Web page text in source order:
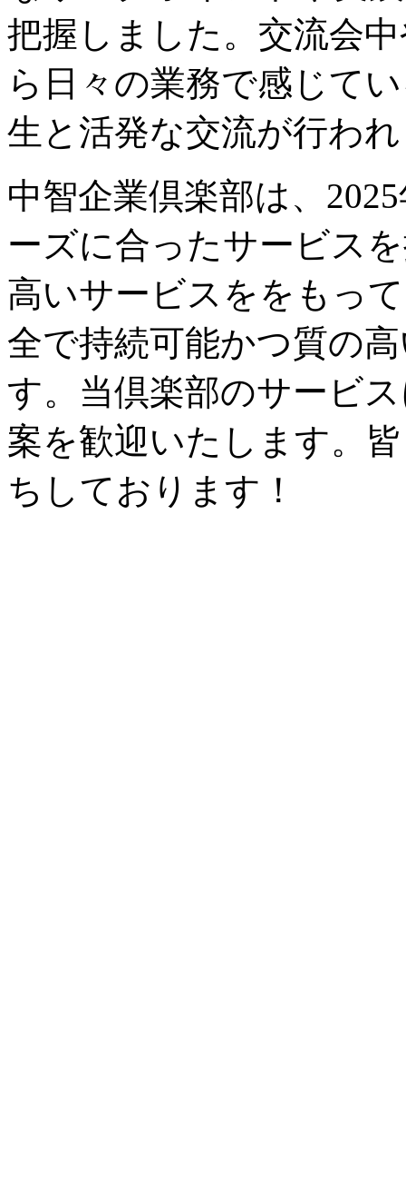
把握しました。交流会
ら日々の業務で感じて
生と活発な交流が行わ
中智企業倶楽部は、
ーズに合ったサービス
高いサービスををもっ
全で持続可能かつ質の
す。当倶楽部のサービ
案を歓迎いたします。
ちしております！